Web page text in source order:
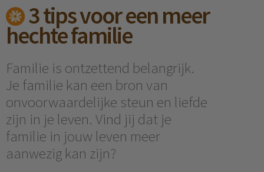
3 tips voor een meer
hechte familie
Familie is ontzettend belangrijk.
Je familie kan een bron van
onvoorwaardelijke steun en liefde
zijn in je leven. Vind jij dat je
familie in jouw leven meer
aanwezig kan zijn?